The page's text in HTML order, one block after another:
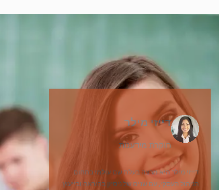
דייזי מילר
חוקרת מידענות
דייזי מילר היא מרצה בעלת שם עולמי בתחום
הניהול העסקי, עם שנים של ניסיון בהוראה ובייעוץ